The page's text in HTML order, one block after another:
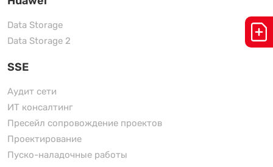
Data Storage
Data Storage 2
SSE
Аудит сети
ИТ консалтинг
Пресейл сопровождение проектов
Проектирование
Пуско-наладочные работы